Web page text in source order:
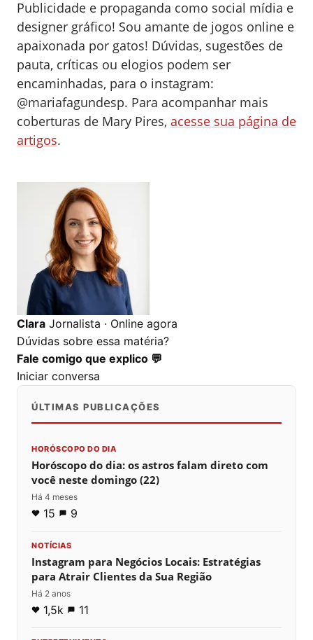
Publicidade e propaganda como social mídia e
designer gráfico! Sou amante de jogos online e
apaixonada por gatos! Dúvidas, sugestões de
pauta, críticas ou elogios podem ser
encaminhadas, para o instagram:
@mariafagundesp. Para acompanhar mais
coberturas de Mary Pires, acesse sua página de
artigos.
Clara Jornalista · Online agora
Dúvidas sobre essa matéria?
Fale comigo que explico 💬
Iniciar conversa
ÚLTIMAS PUBLICAÇÕES
HORÓSCOPO DO DIA
Horóscopo do dia: os astros falam direto com
você neste domingo (22)
Há 4 meses
15 9
NOTÍCIAS
Instagram para Negócios Locais: Estratégias
para Atrair Clientes da Sua Região
Há 2 anos
1,5k 11